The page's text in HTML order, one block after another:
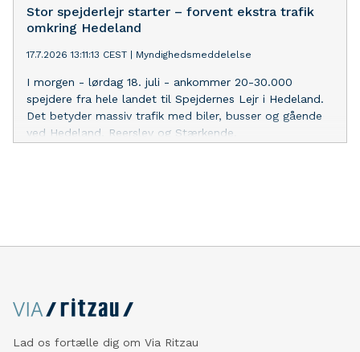
Reerslev er delvist spærret. "Vi opfordrer alle trafikanter
til at overveje alternative ruter og vise hensyn og
Se trafikkort for
Stor spejderlejr starter – forvent ekstra trafik
omkring Hedeland
17.7.2026 13:11:13 CEST Myndighedsmeddelelse
I morgen - lørdag 18. juli - ankommer 20-30.000
spejdere fra hele landet til Spejdernes Lejr i Hedeland.
Det betyder massiv trafik med biler, busser og gående
ved Hedeland, Reerslev og Stærkende.
Lad os fortælle dig om Via Ritzau